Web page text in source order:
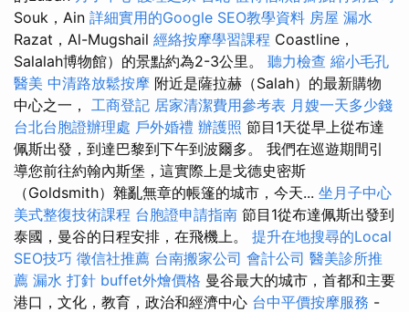
Souk，Ain 詳細實用的Google SEO教學資料 房屋 漏水
Razat，Al-Mugshail 經絡按摩學習課程 Coastline，
Salalah博物館）的景點約為2-3公里。 聽力檢查 縮小毛孔
醫美 中清路放鬆按摩 附近是薩拉赫（Salah）的最新購物
中心之一， 工商登記 居家清潔費用參考表 月嫂一天多少錢
台北台胞證辦理處 戶外婚禮 辦護照 節目1天從早上從布達
佩斯出發，到達巴黎到下午到波爾多。 我們在巡遊期間引
導您前往約翰內斯堡，這實際上是戈德史密斯
（Goldsmith）雜亂無章的帳篷的城市，今天... 坐月子中心
美式整復技術課程 台胞證申請指南 節目1從布達佩斯出發到
泰國，曼谷的日程安排，在飛機上。 提升在地搜尋的Local
SEO技巧 徵信社推薦 台南搬家公司 會計公司 醫美診所推
薦 漏水 打針 buffet外燴價格 曼谷最大的城市，首都和主要
港口，文化，教育，政治和經濟中心 台中平價按摩服務 -